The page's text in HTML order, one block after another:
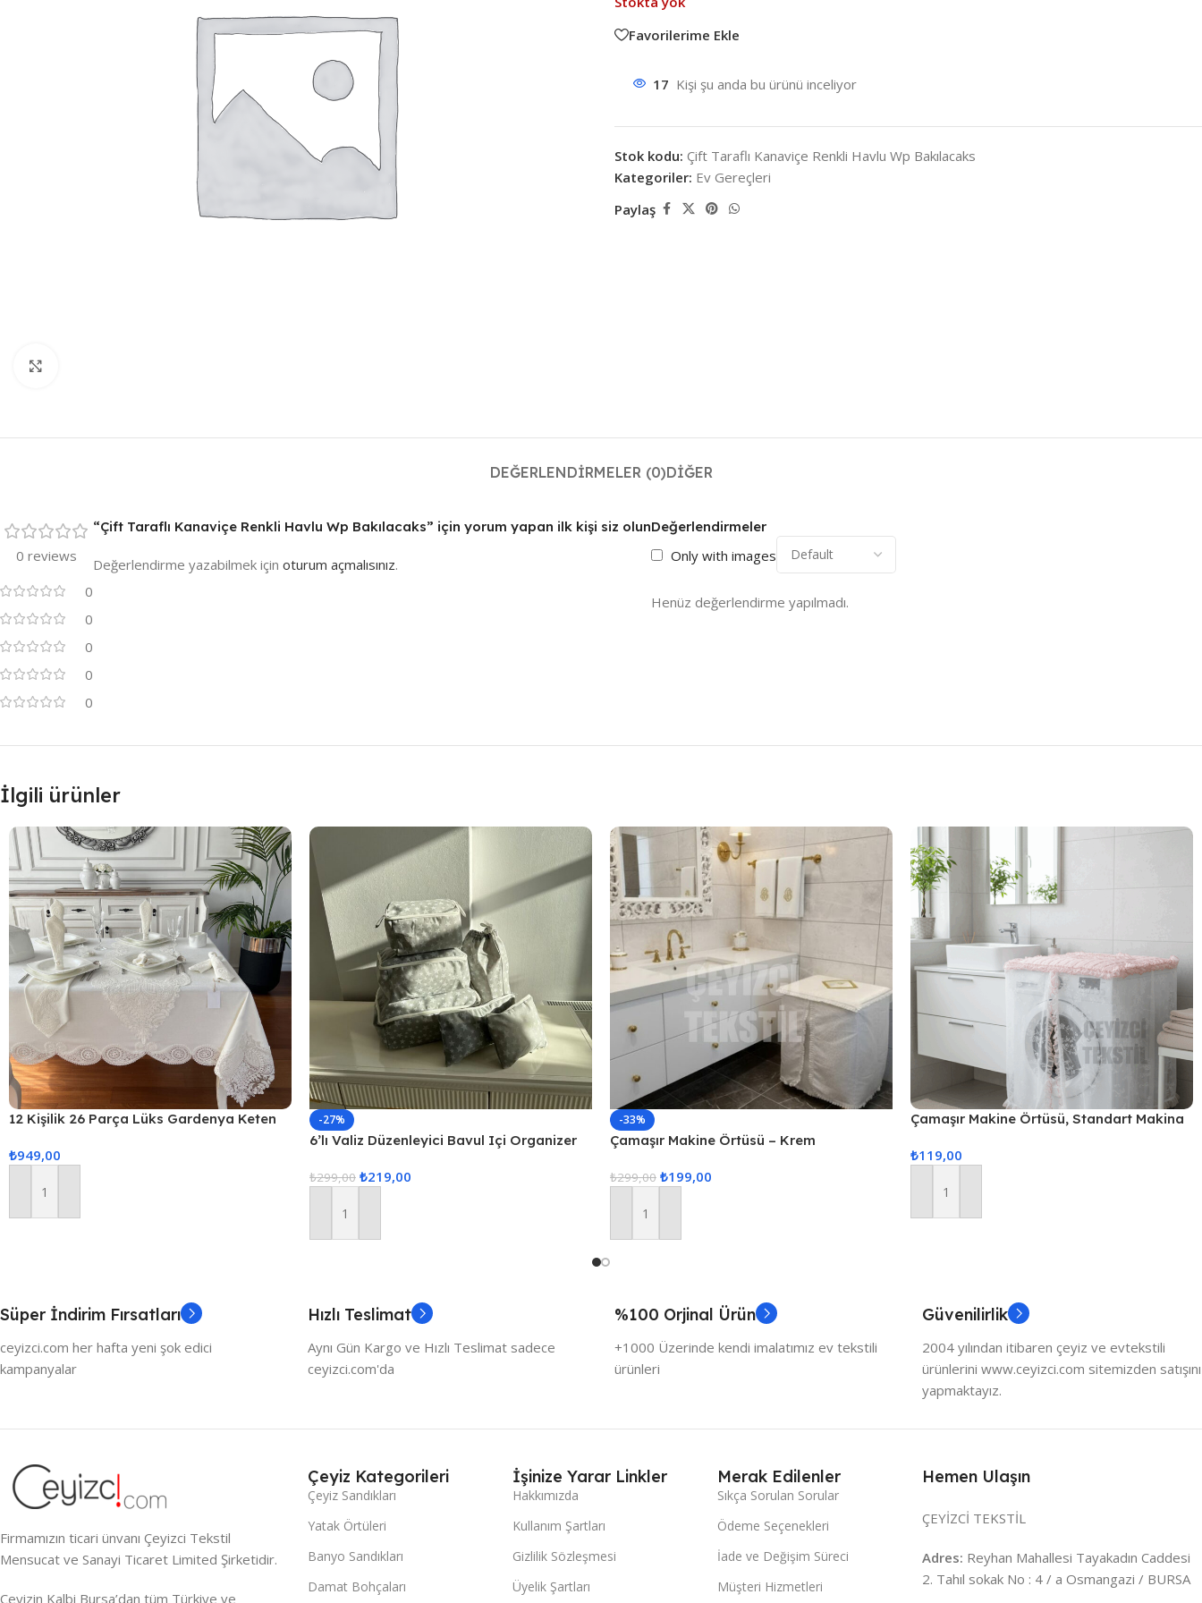
Favorilerime Ekle
17 Kişi şu anda bu ürünü inceliyor
Stok kodu: Çift Taraflı Kanaviçe Renkli Havlu Wp Bakılacaks
Kategoriler: Ev Gereçleri
Paylaş
DEĞERLENDIRMELER (0)DIĞER
0 reviews
0
0
0
0
0
Değerlendirmeler
Only with images
Henüz değerlendirme yapılmadı.
“Çift Taraflı Kanaviçe Renkli Havlu Wp Bakılacaks” için yorum yapan ilk kişi siz olun
Değerlendirme yazabilmek için oturum açmalısınız.
İlgili ürünler
12 Kişilik 26 Parça Lüks Gardenya Keten
₺949,00
Sepete Ekle
-27%
6’lı Valiz Düzenleyici Bavul Içi Organizer
₺299,00 ₺219,00
Sepete Ekle
-33%
Çamaşır Makine Örtüsü – Krem
₺299,00 ₺199,00
Sepete Ekle
Çamaşır Makine Örtüsü, Standart Makina
₺119,00
Sepete Ekle
Süper İndirim Fırsatları
ceyizci.com her hafta yeni şok edici
kampanyalar
Hızlı Teslimat
Aynı Gün Kargo ve Hızlı Teslimat sadece
ceyizci.com'da
%100 Orjinal Ürün
+1000 Üzerinde kendi imalatımız ev tekstili
ürünleri
Güvenilirlik
2004 yılından itibaren çeyiz ve evtekstili
ürünlerini www.ceyizci.com sitemizden satışını
yapmaktayız.
Firmamızın ticari ünvanı Çeyizci Tekstil
Mensucat ve Sanayi Ticaret Limited Şirketidir.
Çeyizin Kalbi Bursa’dan tüm Türkiye ve
Çeyiz Kategorileri
Çeyiz Sandıkları
Yatak Örtüleri
Banyo Sandıkları
Damat Bohçaları
İşinize Yarar Linkler
Hakkımızda
Kullanım Şartları
Gizlilik Sözleşmesi
Üyelik Şartları
Merak Edilenler
Sıkça Sorulan Sorular
Ödeme Seçenekleri
İade ve Değişim Süreci
Müşteri Hizmetleri
Hemen Ulaşın
ÇEYİZCİ TEKSTİL
Adres: Reyhan Mahallesi Tayakadın Caddesi
2. Tahıl sokak No : 4 / a Osmangazi / BURSA